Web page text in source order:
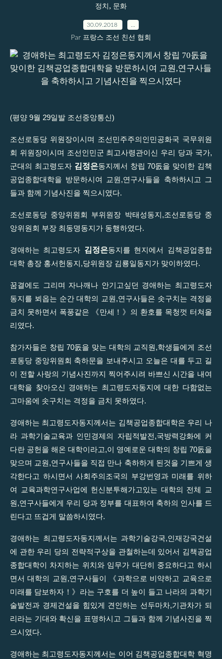
정치 , 문화
30.09.2018
Par 프랑스 조선 친선 협회
(평양 9월 29일발 조선중앙통신)
조선로동당 위원장이시며 조선민주주의인민공화국 국무위원
회 위원장이시며 조선인민군 최고사령관이신 우리 당과 국가,
군대의 최고령도자 김정은동지께서 창립 70돐을 맞이한 김책
공업종합대학을 방문하시여 교원,연구사들을 축하하시고 그
들과 함께 기념사진을 찍으시였다.
조선로동당 중앙위원회 부위원장 박태성동지,조선로동당 중
앙위원회 부장 최동명동지가 동행하였다.
경애하는 최고령도자 김정은동지를 현지에서 김책공업종합
대학 총장 홍서헌동지,당위원장 김룡일동지가 맞이하였다.
꿈결에도 그리며 자나깨나 안기고싶던 경애하는 최고령도자
동지를 뵈옵는 순간 대학의 교원,연구사들은 솟구치는 격정을
금치 못하면서 폭풍같은 《만세！》의 환호를 목청껏 터쳐올
리였다.
참가자들은 창립 70돐을 맞는 대학의 교직원,학생들에게 조선
로동당 중앙위원회 축하문을 보내주시고 오늘은 대를 두고 길
이 전할 사랑의 기념사진까지 찍어주시려 바쁘신 시간을 내여
대학을 찾아오신 경애하는 최고령도자동지에 대한 다함없는
고마움에 솟구치는 격정을 금치 못하였다.
경애하는 최고령도자동지께서는 김책공업종합대학은 우리 나
라 과학기술교육과 인민경제의 자립적발전,국방력강화에 커
다란 공헌을 해온 대학이라고,이 영예로운 대학의 창립 70돐을
맞으며 교원,연구사들을 직접 만나 축하하게 된것을 기쁘게 생
각한다고 하시면서 사회주의조국의 부강번영과 미래를 위하
여 교육과학연구사업에 헌신분투해가고있는 대학의 전체 교
원,연구사들에게 우리 당과 정부를 대표하여 축하의 인사를 드
린다고 뜨겁게 말씀하시였다.
경애하는 최고령도자동지께서는 과학기술강국,인재강국건설
에 관한 우리 당의 전략적구상을 관철하는데 있어서 김책공업
종합대학이 차지하는 위치와 임무가 대단히 중요하다고 하시
면서 대학의 교원,연구사들이 《과학으로 비약하고 교육으로
미래를 담보하자！》라는 구호를 더 높이 들고 나라의 과학기
술발전과 경제건설을 힘있게 견인하는 선두마차,기관차가 되
리라는 기대와 확신을 표명하시고 그들과 함께 기념사진을 찍
으시였다.
경애하는 최고령도자동지께서는 이어 김책공업종합대학 혁명